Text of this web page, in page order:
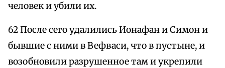
человек и убили их.
62 После сего удалились Ионафан и Симон и
бывшие с ними в Вефваси, что в пустыне, и
возобновили разрушенное там и укрепили